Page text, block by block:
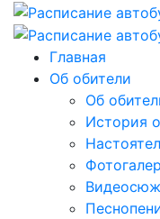
Главная
Об обители
Об
История